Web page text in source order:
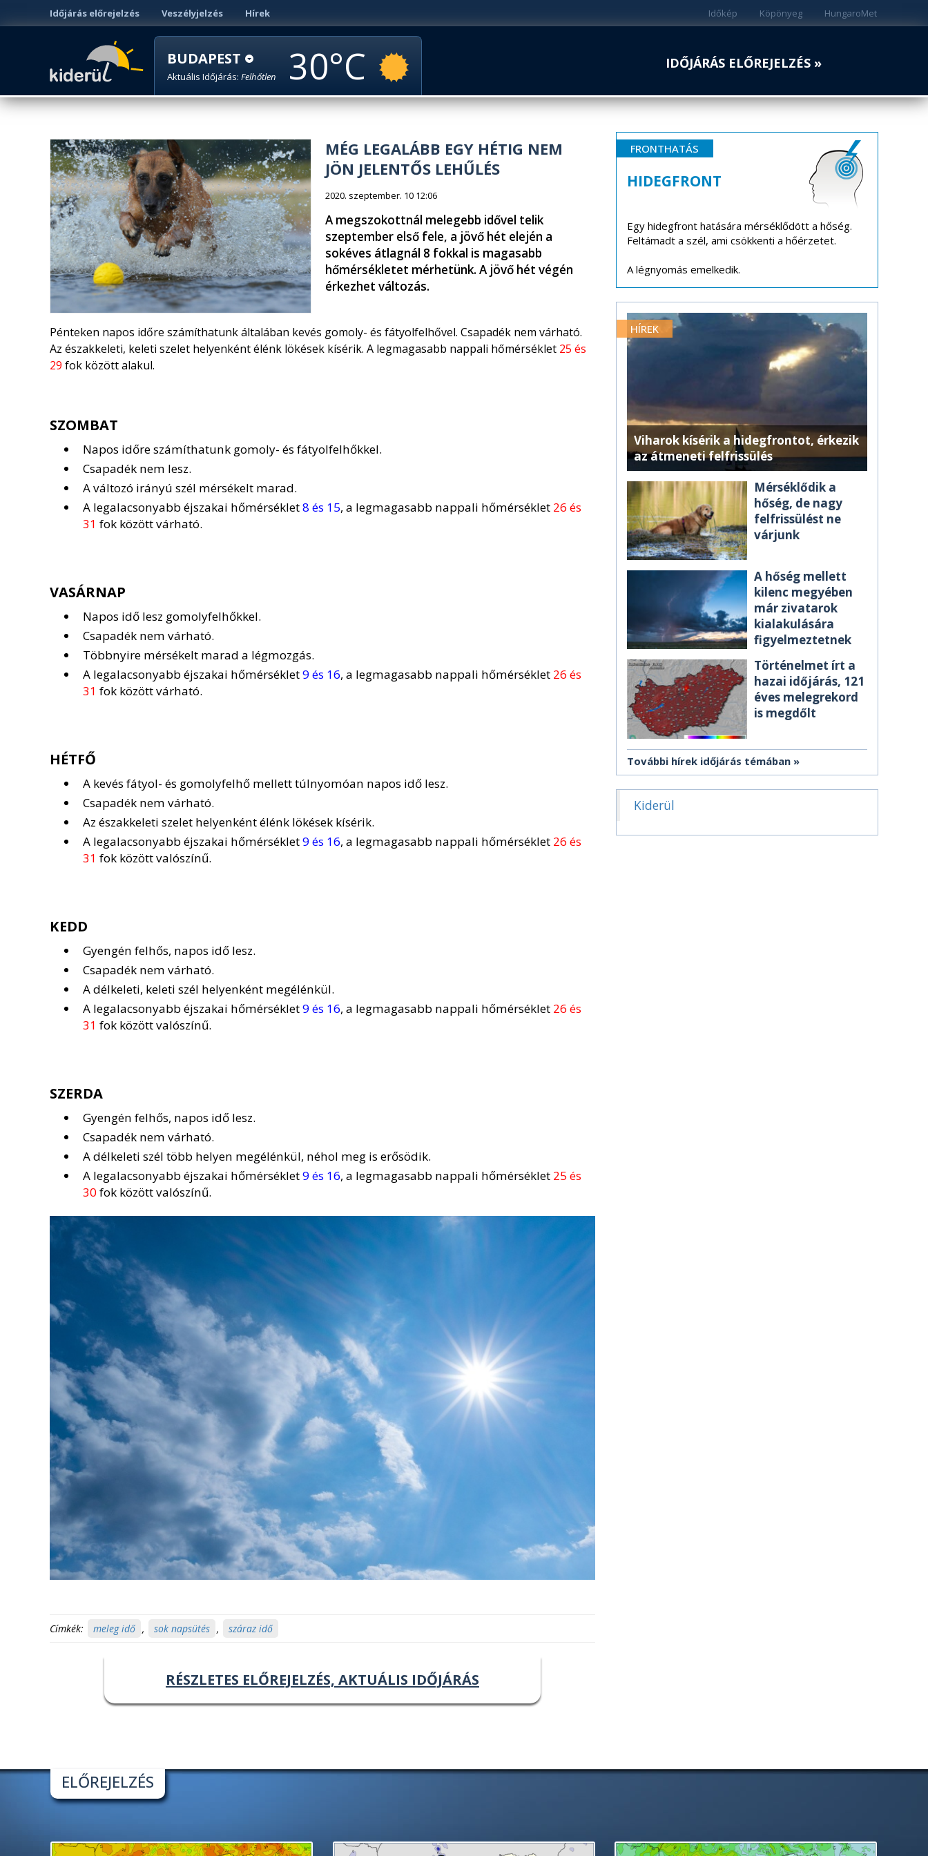
Időjárás előrejelzés Veszélyjelzés Hírek HungaroMet
Köpönyeg
Időkép
BUDAPEST
Aktuális Időjárás: Felhőtlen 30 IDŐJÁRÁS ELŐREJELZÉS »
MÉG LEGALÁBB EGY HÉTIG NEM
JÖN JELENTŐS LEHŰLÉS
2020. szeptember. 10 12:06
A megszokottnál melegebb idővel telik
szeptember első fele, a jövő hét elején a
sokéves átlagnál 8 fokkal is magasabb
hőmérsékletet mérhetünk. A jövő hét végén
érkezhet változás.
Pénteken napos időre számíthatunk általában kevés gomoly- és fátyolfelhővel. Csapadék nem várható.
Az északkeleti, keleti szelet helyenként élénk lökések kísérik. A legmagasabb nappali hőmérséklet 25 és
29 fok között alakul.
SZOMBAT
Napos időre számíthatunk gomoly- és fátyolfelhőkkel.
Csapadék nem lesz.
A változó irányú szél mérsékelt marad.
A legalacsonyabb éjszakai hőmérséklet8 és 15, a legmagasabb nappali hőmérséklet 26 és
31 fok között várható.
VASÁRNAP
Napos idő lesz gomolyfelhőkkel.
Csapadék nem várható.
Többnyire mérsékelt marad a légmozgás.
A legalacsonyabb éjszakai hőmérséklet9 és 16, a legmagasabb nappali hőmérséklet 26 és
31 fok között várható.
HÉTFŐ
A kevés fátyol- és gomolyfelhő mellett túlnyomóan napos idő lesz.
Csapadék nem várható.
Az északkeleti szelet helyenként élénk lökések kísérik.
A legalacsonyabb éjszakai hőmérséklet9 és 16, a legmagasabb nappali hőmérséklet 26 és
31 fok között valószínű.
KEDD
Gyengén felhős, napos idő lesz.
Csapadék nem várható.
A délkeleti, keleti szél helyenként megélénkül.
A legalacsonyabb éjszakai hőmérséklet9 és 16, a legmagasabb nappali hőmérséklet 26 és
31 fok között valószínű.
SZERDA
Gyengén felhős, napos idő lesz.
Csapadék nem várható.
A délkeleti szél több helyen megélénkül, néhol meg is erősödik.
A legalacsonyabb éjszakai hőmérséklet9 és 16, a legmagasabb nappali hőmérséklet 25 és
30fok között valószínű.
Címkék: meleg idő , sok napsütés , száraz idő
RÉSZLETES ELŐREJELZÉS, AKTUÁLIS IDŐJÁRÁS
FRONTHATÁS
HIDEGFRONT
Egy hidegfront hatására mérséklődött a hőség.
Feltámadt a szél, ami csökkenti a hőérzetet.
A légnyomás emelkedik.
HÍREK
Viharok kísérik a hidegfrontot, érkezik
az átmeneti felfrissülés
Mérséklődik a
hőség, de nagy
felfrissülést ne
várjunk
A hőség mellett
kilenc megyében
már zivatarok
kialakulására
figyelmeztetnek
Történelmet írt a
hazai időjárás, 121
éves melegrekord
is megdőlt
További hírek időjárás témában
Kiderül
ELŐREJELZÉS